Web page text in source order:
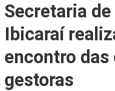
Secretaria
Ibicaraí
encontro das
gestoras